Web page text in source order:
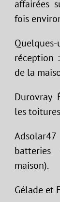
affairées
fois
réception
de la
Durovray
les
maison).
Gélade et